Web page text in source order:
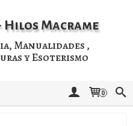
Hilos Macrame
Manualidades ,
y Esoterismo
0